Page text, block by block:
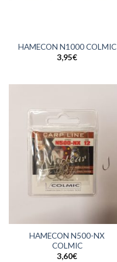
HAMECON N1000 COLMIC
3,95€
HAMECON N500-NX
COLMIC
3,60€